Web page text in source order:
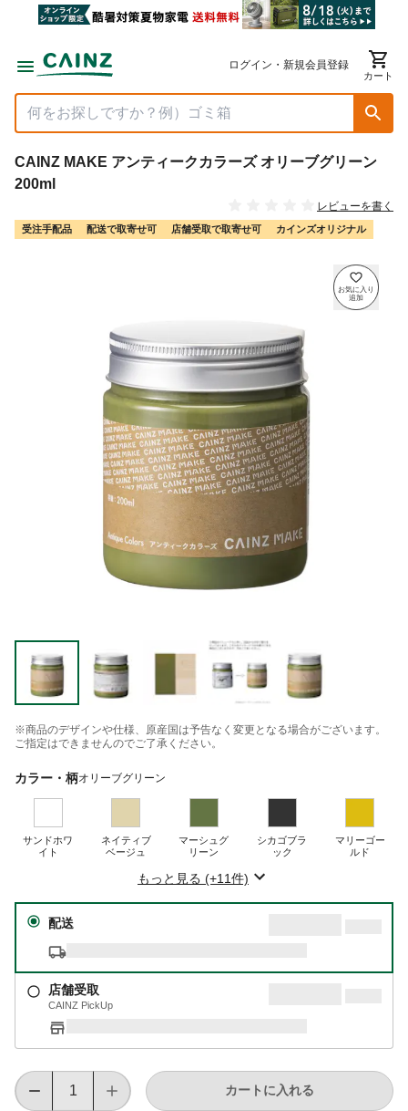
ログイン・新規会員登録
カート
CAINZ MAKE アンティークカラーズ オリーブグリーン
200ml
レビューを書く
受注手配品 配送で取寄せ可 店舗受取で取寄せ可 カインズオリジナル
※商品のデザインや仕様、原産国は予告なく変更となる場合がございます。
ご指定はできませんのでご了承ください。
カラー・柄オリーブグリーン
サンドホワ
イト
ネイティブ
ベージュ
マーシュグ
リーン
シカゴブラ
ック
マリーゴー
ルド
もっと見る (+11件)
配送
店舗受取
CAINZ PickUp
カートに入れる